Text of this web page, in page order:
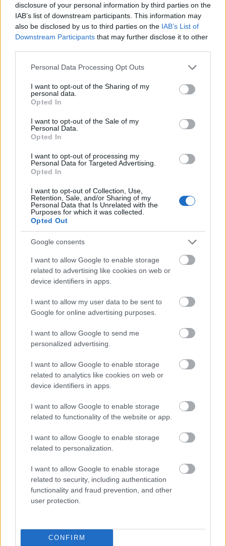
disclosure of your personal information by third parties on the
IAB’s list of downstream participants. This information may
also be disclosed by us to third parties on the IAB’s List of
Downstream Participants that may further disclose it to other
Please note that this website/app uses one or more Google
not limited to your visit or usage behaviour. You may click to
grant or deny consent to Google and its third-party tags to
use your data for below specified purposes in below Google
consent section.
Personal Data Processing Opt Outs
I want to opt-out of the Sharing of my
personal data.
Opted In
I want to opt-out of the Sale of my
Personal Data.
Opted In
I want to opt-out of processing my
Personal Data for Targeted Advertising.
Opted In
I want to opt-out of Collection, Use,
Retention, Sale, and/or Sharing of my
Personal Data that Is Unrelated with the
Purposes for which it was collected.
Opted Out
Google consents
I want to allow Google to enable storage
related to advertising like cookies on web or
device identifiers in apps.
I want to allow my user data to be sent to
Google for online advertising purposes.
I want to allow Google to send me
personalized advertising.
I want to allow Google to enable storage
related to analytics like cookies on web or
device identifiers in apps.
I want to allow Google to enable storage
related to functionality of the website or app.
I want to allow Google to enable storage
related to personalization.
I want to allow Google to enable storage
related to security, including authentication
functionality and fraud prevention, and other
user protection.
CONFIRM
„Mintha egy vadidegent vinnél egy
családi vacsorára” – The Naked And
Famous-interjú
rerecorder•2014. június 28.
Tavaly szeptemberben jelentkezett kitűnően sikerült
második lemezével az új-zélandi The Naked And
először hazánkba, és úgy tűnt, hogy a kvintett sem
számított ekkora sikerre, pedig szerda este
Ma este The Naked And Famous az
A38-on
Új-Zéland legfőbb alternatív zenei exporttermékét
Famous zenekar személyében Ők ugyan magukra
azt mondják, hogy posztpunk, de apátia helyett
érzelmesség és álomszerű megszólalás az, amit
várhatunk tőlük. The Naked And…
M83: Reunion Remixes – a teljes
-recorder- 2012. június 04.